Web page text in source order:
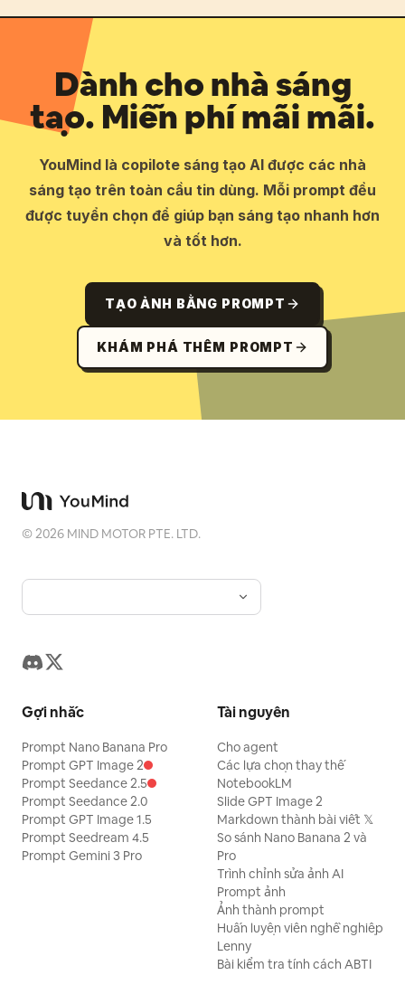
Dành cho nhà sáng
tạo. Miễn phí mãi mãi.
YouMind là copilote sáng tạo AI được các nhà
sáng tạo trên toàn cầu tin dùng. Mỗi prompt đều
được tuyển chọn để giúp bạn sáng tạo nhanh hơn
và tốt hơn.
TẠO ẢNH BẰNG PROMPT
KHÁM PHÁ THÊM PROMPT
©2026 MIND MOTOR PTE. LTD.
Gợi nhắc
Prompt Nano Banana Pro
Prompt GPT Image 2
Prompt Seedance 2.5
Prompt Seedance 2.0
Prompt GPT Image 1.5
Prompt Seedream 4.5
Prompt Gemini 3 Pro
Tài nguyên
Cho agent
Các lựa chọn thay thế
NotebookLM
Slide GPT Image 2
Markdown thành bài viết 𝕏
So sánh Nano Banana 2 và
Pro
Trình chỉnh sửa ảnh AI
Prompt ảnh
Ảnh thành prompt
Huấn luyện viên nghề nghiệp
Lenny
Bài kiểm tra tính cách ABTI